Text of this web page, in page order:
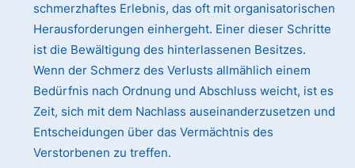
schmerzhaftes Erlebnis, das oft mit organisatorischen
Herausforderungen einhergeht. Einer dieser Schritte
ist die Bewältigung des hinterlassenen Besitzes.
Wenn der Schmerz des Verlusts allmählich einem
Bedürfnis nach Ordnung und Abschluss weicht, ist es
Zeit, sich mit dem Nachlass auseinanderzusetzen und
Entscheidungen über das Vermächtnis des
Verstorbenen zu treffen.